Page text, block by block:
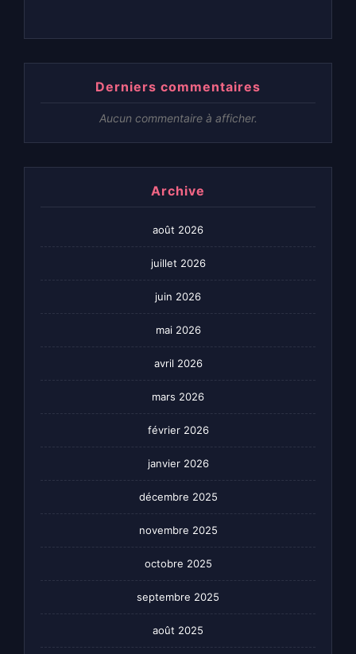
Derniers commentaires
Aucun commentaire à afficher.
Archive
août 2026
juillet 2026
juin 2026
mai 2026
avril 2026
mars 2026
février 2026
janvier 2026
décembre 2025
novembre 2025
octobre 2025
septembre 2025
août 2025